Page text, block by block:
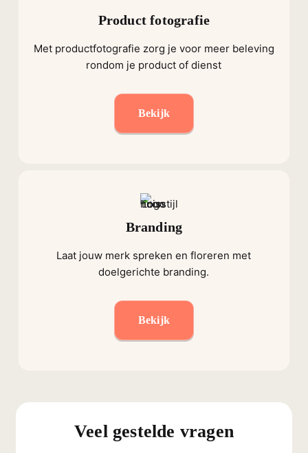
Product fotografie
Met productfotografie zorg je voor meer beleving
rondom je product of dienst
Bekijk
Branding
Laat jouw merk spreken en floreren met
doelgerichte branding.
Bekijk
Veel gestelde vragen